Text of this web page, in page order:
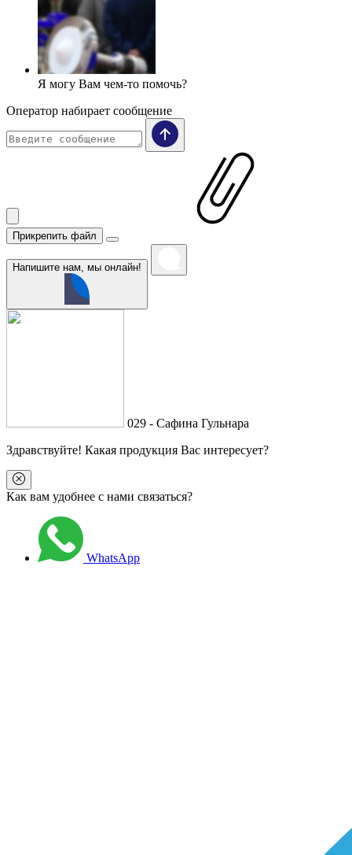
Я могу Вам чем-то помочь?
Оператор набирает сообщение
Прикрепить файл
Напишите нам, мы онлайн!
029 - Сафина Гульнара
Здравствуйте! Какая продукция Вас интересует?
Как вам удобнее с нами связаться?
WhatsApp